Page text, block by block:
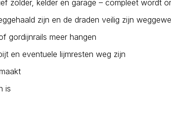
zolder, kelder en garage – compleet wordt
zijn en de draden veilig zijn
gordijnrails meer hangen
en eventuele lijmresten weg zijn
is